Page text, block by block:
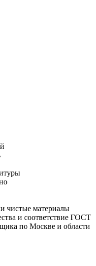
чистые материалы
и соответствие ГОСТ
по Москве и области